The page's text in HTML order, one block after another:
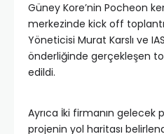
Güney Kore’nin Pocheon
merkezinde kick off
Yöneticisi Murat Karslı ve
önderliğinde gerçekleşen
edildi.
Ayrıca İki firmanın gelecek
projenin yol haritası